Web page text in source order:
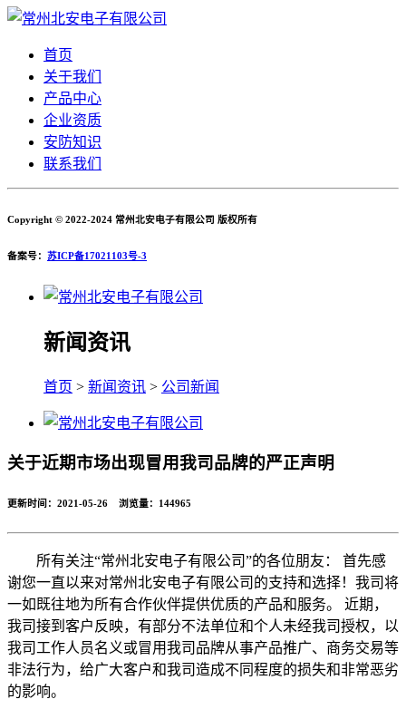
首页
关于我们
产品中心
企业资质
安防知识
联系我们
Copyright © 2022-2024 常州北安电子有限公司 版权所有
备案号： 苏ICP备17021103号-3
新闻资讯
首页 > 新闻资讯 > 公司新闻
关于近期市场出现冒用我司品牌的严正声明
更新时间：2021-05-26 浏览量： 144965
所有关注“常州北安电子有限公司”的各位朋友： 首先感
谢您一直以来对常州北安电子有限公司的支持和选择！我司将
一如既往地为所有合作伙伴提供优质的产品和服务。 近期，
我司接到客户反映，有部分不法单位和个人未经我司授权，以
我司工作人员名义或冒用我司品牌从事产品推广、商务交易等
非法行为，给广大客户和我司造成不同程度的损失和非常恶劣
的影响。